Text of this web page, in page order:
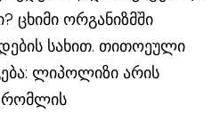
ორგანიზმში
სახით. თითოეული
ლიპოლიზი არის
რომლის